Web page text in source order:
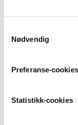
Nødvendig
Preferanse-cookies
Statistikk-cookies